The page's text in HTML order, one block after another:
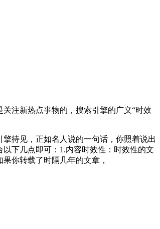
注新热点事物的，搜索引擎的广义“时效
待见，正如名人说的一句话，你照着说出
下几点即可：1.内容时效性：时效性的文
你转载了时隔几年的文章，